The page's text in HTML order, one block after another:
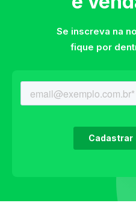
Se inscreva na
fique por